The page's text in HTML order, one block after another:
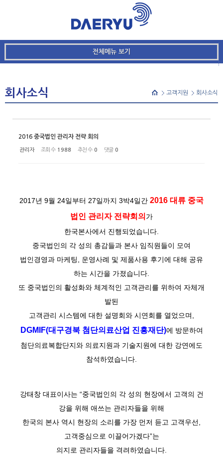
전체메뉴 보기
회사소식 고객지원 회사소식
2016 중국법인 관리자 전략 회의
관리자 조회 수 1988 추천 수 0 댓글 0
2017년 9월 24일부터 27일까지 3박4일간 2016 대류 중국
법인 관리자 전략회의 가
한국본사에서 진행되었습니다.
중국법인의 각 성의 총감들과 본사 임직원들이 모여
법인경영과 마케팅, 운영사례 및 제품사용 후기에 대해 공유
하는 시간을 가졌습니다.
또 중국법인의 활성화와 체계적인 고객관리를 위하여 자체개
발된
고객관리 시스템에 대한 설명회와 시연회를 열었으며,
DGMIF(대구경북 첨단의료산업 진흥재단)에 방문하여
첨단의료복합단지와 의료지원과 기술지원에 대한 강연에도
참석하였습니다.
강태창 대표이사는 “중국법인의 각 성의 현장에서 고객의 건
강을 위해 애쓰는 관리자들을 위해
한국의 본사 역시 현장의 소리를 가장 먼저 듣고 고객우선,
고객중심으로 이끌어가겠다”는
의지로 관리자들을 격려하였습니다.
Sketchbook5, 스케치북5
Sketchbook5, 스케치북5